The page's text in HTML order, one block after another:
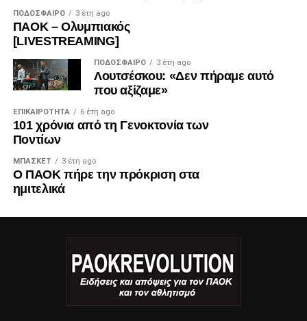
ΠΟΔΌΣΦΑΙΡΟ 3 έτη ago
ΠΑΟΚ – Ολυμπιακός
[LIVESTREAMING]
ΠΟΔΌΣΦΑΙΡΟ 3 έτη ago
Λουτσέσκου: «Δεν πήραμε αυτό
που αξίζαμε»
ΕΠΙΚΑΙΡΌΤΗΤΑ 6 έτη ago
101 χρόνια από τη Γενοκτονία των
Ποντίων
ΜΠΆΣΚΕΤ 3 έτη ago
Ο ΠΑΟΚ πήρε την πρόκριση στα
ημιτελικά